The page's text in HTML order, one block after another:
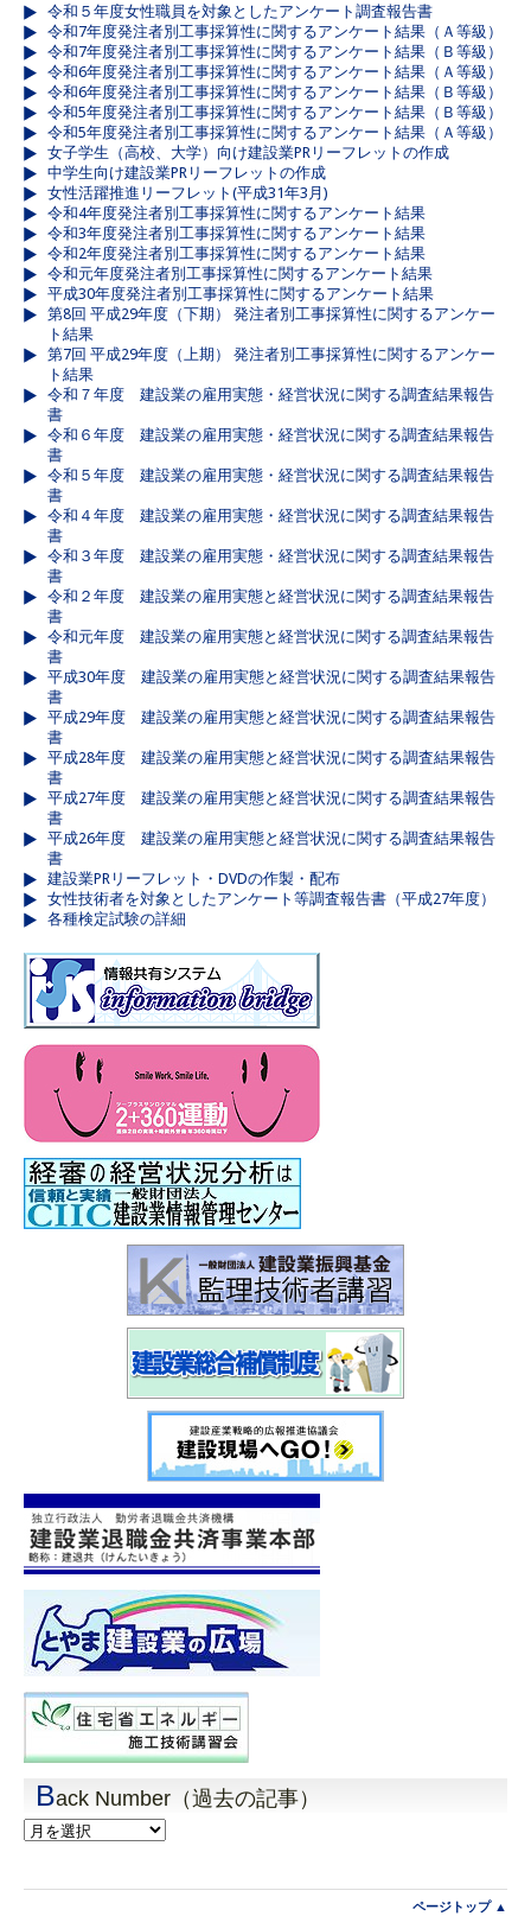
令和５年度女性職員を対象としたアンケート調査報告書
令和7年度発注者別工事採算性に関するアンケート結果（Ａ等級）
令和7年度発注者別工事採算性に関するアンケート結果（Ｂ等級）
令和6年度発注者別工事採算性に関するアンケート結果（Ａ等級）
令和6年度発注者別工事採算性に関するアンケート結果（Ｂ等級）
令和5年度発注者別工事採算性に関するアンケート結果（Ｂ等級）
令和5年度発注者別工事採算性に関するアンケート結果（Ａ等級）
女子学生（高校、大学）向け建設業PRリーフレットの作成
中学生向け建設業PRリーフレットの作成
女性活躍推進リーフレット(平成31年3月)
令和4年度発注者別工事採算性に関するアンケート結果
令和3年度発注者別工事採算性に関するアンケート結果
令和2年度発注者別工事採算性に関するアンケート結果
令和元年度発注者別工事採算性に関するアンケート結果
平成30年度発注者別工事採算性に関するアンケート結果
第8回 平成29年度（下期） 発注者別工事採算性に関するアンケー
ト結果
第7回 平成29年度（上期） 発注者別工事採算性に関するアンケー
ト結果
令和７年度 建設業の雇用実態・経営状況に関する調査結果報告
書
令和６年度 建設業の雇用実態・経営状況に関する調査結果報告
書
令和５年度 建設業の雇用実態・経営状況に関する調査結果報告
書
令和４年度 建設業の雇用実態・経営状況に関する調査結果報告
書
令和３年度 建設業の雇用実態・経営状況に関する調査結果報告
書
令和２年度 建設業の雇用実態と経営状況に関する調査結果報告
書
令和元年度 建設業の雇用実態と経営状況に関する調査結果報告
書
平成30年度 建設業の雇用実態と経営状況に関する調査結果報告
書
平成29年度 建設業の雇用実態と経営状況に関する調査結果報告
書
平成28年度 建設業の雇用実態と経営状況に関する調査結果報告
書
平成27年度 建設業の雇用実態と経営状況に関する調査結果報告
書
平成26年度 建設業の雇用実態と経営状況に関する調査結果報告
書
建設業PRリーフレット・DVDの作製・配布
女性技術者を対象としたアンケート等調査報告書（平成27年度）
各種検定試験の詳細
Back Number（過去の記事）
Back
Number（過
ページトップ ▲